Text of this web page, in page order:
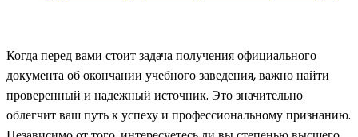
Когда перед вами стоит задача получения официального
документа об окончании учебного заведения, важно найти
проверенный и надежный источник. Это значительно
облегчит ваш путь к успеху и профессиональному признанию.